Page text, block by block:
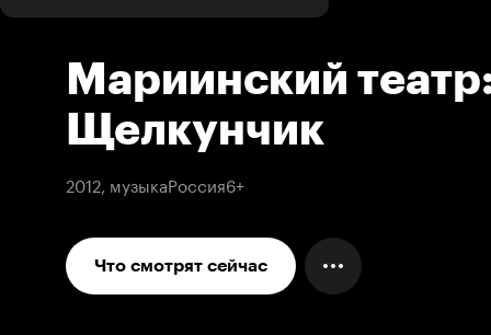
Мариинский
Щелкунчик
2012, музыкаРоссия6+
Что смотрят сейчас